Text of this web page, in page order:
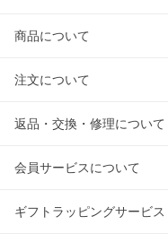
商品について
注文について
返品・交換・修理について
会員サービスについて
ギフトラッピングサービス